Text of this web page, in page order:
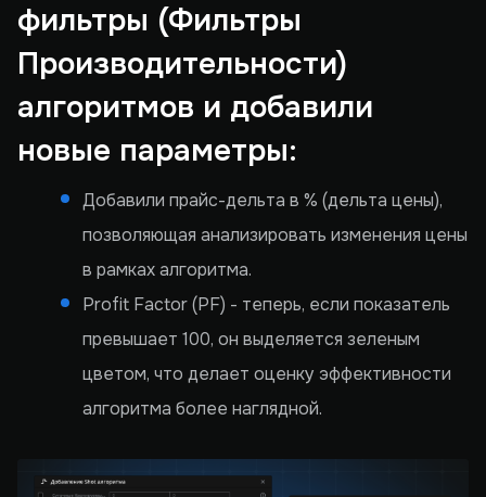
фильтры (Фильтры
Производительности)
алгоритмов и добавили
новые параметры:
Добавили прайс-дельта в % (дельта цены),
позволяющая анализировать изменения цены
в рамках алгоритма.
Profit Factor (PF) - теперь, если показатель
превышает 100, он выделяется зеленым
цветом, что делает оценку эффективности
алгоритма более наглядной.